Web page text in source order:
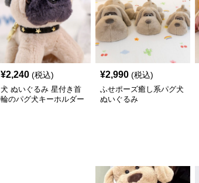
¥2,240 (税込)
犬 ぬいぐるみ 星付き首
輪のパグ犬キーホルダー
¥2,990 (税込)
ふせポーズ癒し系パグ犬
ぬいぐるみ